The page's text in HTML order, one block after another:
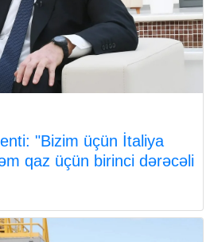
"Bizim üçün İtaliya
qaz üçün birinci dərəcəli